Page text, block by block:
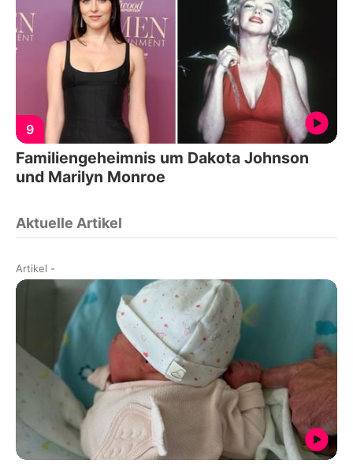
9
Familiengeheimnis um Dakota Johnson
und Marilyn Monroe
Aktuelle Artikel
Artikel -